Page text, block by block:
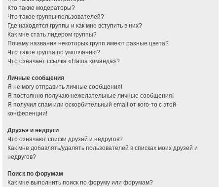
Кто такие модераторы?
Что такое группы пользователей?
Где находятся группы и как мне вступить в них?
Как мне стать лидером группы?
Почему названия некоторых групп имеют разные цвета?
Что такое группа по умолчанию?
Что означает ссылка «Наша команда»?
Личные сообщения
Я не могу отправить личные сообщения!
Я постоянно получаю нежелательные личные сообщения!
Я получил спам или оскорбительный email от кого-то с этой
конференции!
Друзья и недруги
Что означают списки друзей и недругов?
Как мне добавлять/удалять пользователей в списках моих друзей и
недругов?
Поиск по форумам
Как мне выполнить поиск по форуму или форумам?